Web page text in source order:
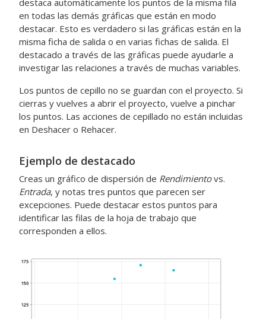
destaca automáticamente los puntos de la misma fila
en todas las demás gráficas que están en modo
destacar. Esto es verdadero si las gráficas están en la
misma ficha de salida o en varias fichas de salida. El
destacado a través de las gráficas puede ayudarle a
investigar las relaciones a través de muchas variables.
Los puntos de cepillo no se guardan con el proyecto. Si
cierras y vuelves a abrir el proyecto, vuelve a pinchar
los puntos. Las acciones de cepillado no están incluidas
en Deshacer o Rehacer.
Ejemplo de destacado
Creas un gráfico de dispersión de Rendimientovs.
Entrada, y notas tres puntos que parecen ser
excepciones. Puede destacar estos puntos para
identificar las filas de la hoja de trabajo que
corresponden a ellos.